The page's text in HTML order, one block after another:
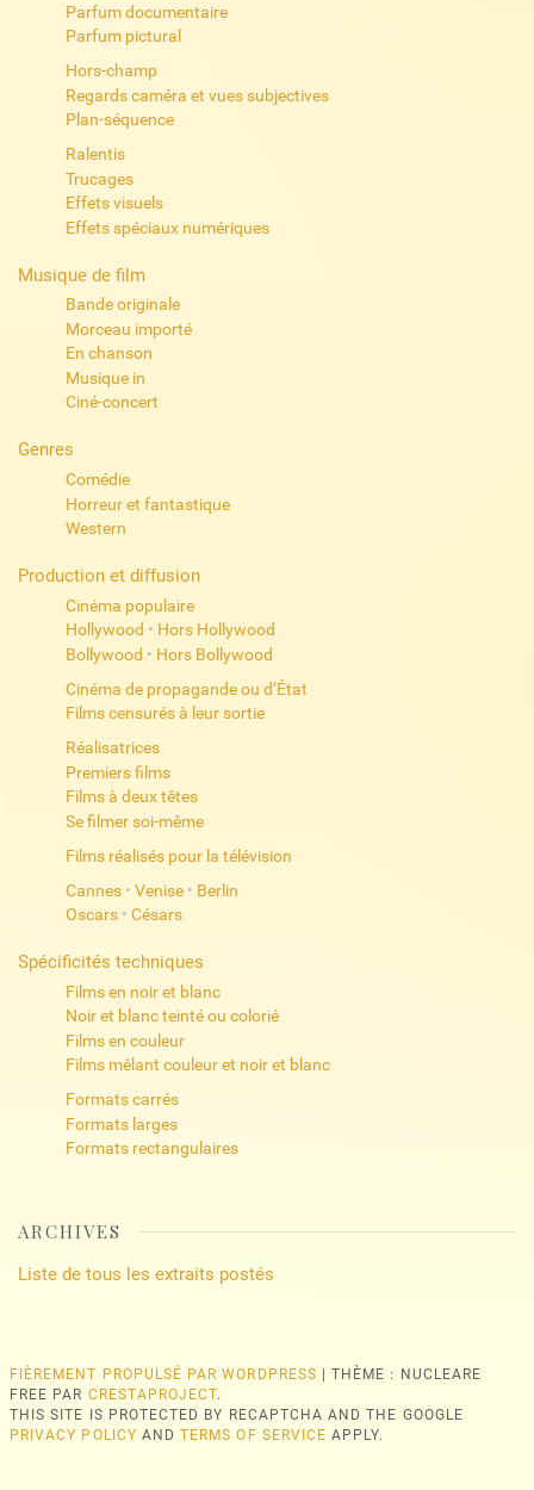
Parfum documentaire
Parfum pictural
Hors-champ
Regards caméra et vues subjectives
Plan-séquence
Ralentis
Trucages
Effets visuels
Effets spéciaux numériques
Musique de film
Bande originale
Morceau importé
En chanson
Musique in
Ciné-concert
Genres
Comédie
Horreur et fantastique
Western
Production et diffusion
Cinéma populaire
Hollywood • Hors Hollywood
Bollywood • Hors Bollywood
Cinéma de propagande ou d’État
Films censurés à leur sortie
Réalisatrices
Premiers films
Films à deux têtes
Se filmer soi-même
Films réalisés pour la télévision
Cannes • Venise • Berlin
Oscars • Césars
Spécificités techniques
Films en noir et blanc
Noir et blanc teinté ou colorié
Films en couleur
Films mêlant couleur et noir et blanc
Formats carrés
Formats larges
Formats rectangulaires
ARCHIVES
Liste de tous les extraits postés
FIÈREMENT PROPULSÉ PAR WORDPRESS |THÈME : NUCLEARE
FREE PAR CRESTAPROJECT.
THIS SITE IS PROTECTED BY RECAPTCHA AND THE GOOGLE
PRIVACY POLICY ANDTERMS OF SERVICE APPLY.